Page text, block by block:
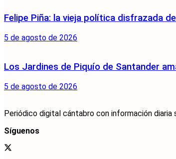
Felipe Piña: la vieja política disfrazada
5 de agosto de 2026
Los Jardines de Piquío de Santander
5 de agosto de 2026
Periódico digital cántabro con información
Síguenos